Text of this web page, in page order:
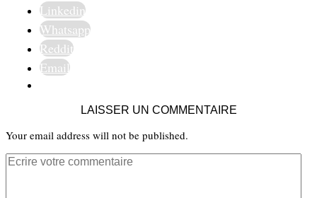
Linkedin
Whatsapp
Reddit
Email
LAISSER UN COMMENTAIRE
Your email address will not be published.